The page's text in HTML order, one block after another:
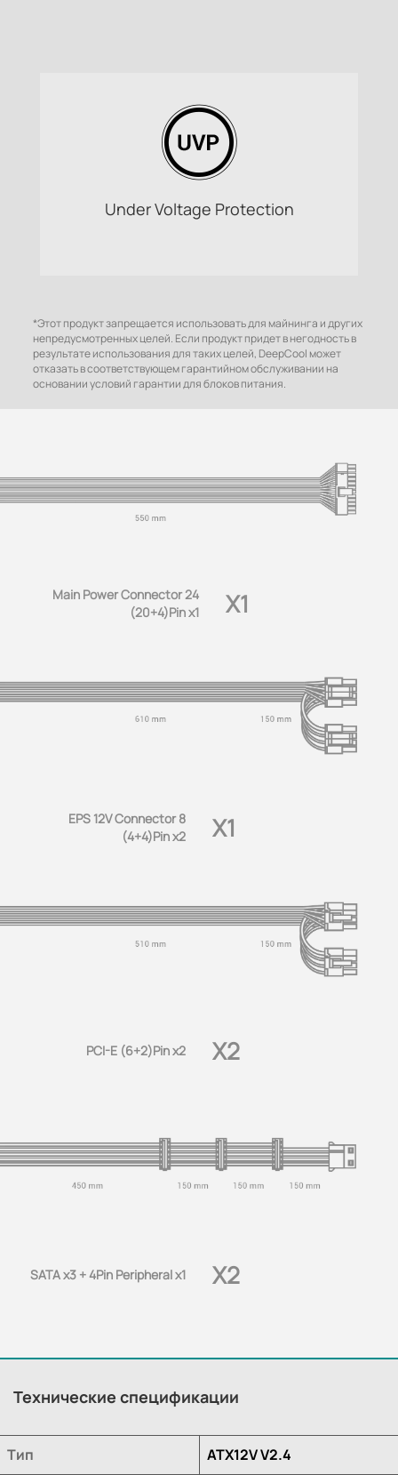
Under Voltage Protection
*Этот продукт запрещается использовать для майнинга и других
непредусмотренных целей. Если продукт придет в негодность в
результате использования для таких целей, DeepCool может
отказать в соответствующем гарантийном обслуживании на
основании условий гарантии для блоков питания.
Main Power Connector 24
(20+4)Pin x1
X1
EPS 12V Connector 8
(4+4)Pin x2
X1
PCI-E (6+2)Pin x2 X2
SATA x3 + 4Pin Peripheral x1 X2
Технические спецификации
Тип ATX12V V2.4